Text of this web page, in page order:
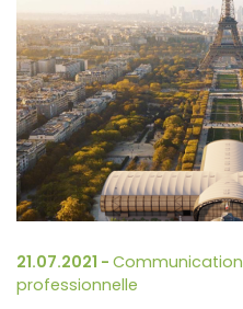
21.07.2021 - Communication
professionnelle